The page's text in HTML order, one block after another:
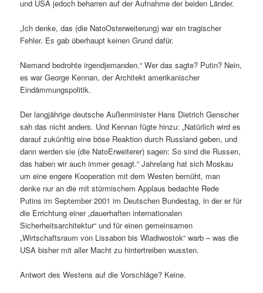
und USA jedoch beharren auf der Aufnahme der beiden Länder.
„Ich denke, das (die NatoOsterweiterung) war ein tragischer
Fehler. Es gab überhaupt keinen Grund dafür.
Niemand bedrohte irgendjemanden.“ Wer das sagte? Putin? Nein,
es war George Kennan, der Architekt amerikanischer
Eindämmungspolitik.
Der langjährige deutsche Außenminister Hans Dietrich Genscher
sah das nicht anders. Und Kennan fügte hinzu: „Natürlich wird es
darauf zukünftig eine böse Reaktion durch Russland geben, und
dann werden sie (die NatoErweiterer) sagen: So sind die Russen,
das haben wir auch immer gesagt.“ Jahrelang hat sich Moskau
um eine engere Kooperation mit dem Westen bemüht, man
denke nur an die mit stürmischem Applaus bedachte Rede
Putins im September 2001 im Deutschen Bundestag, in der er für
die Errichtung einer „dauerhaften internationalen
Sicherheitsarchitektur“ und für einen gemeinsamen
„Wirtschaftsraum von Lissabon bis Wladiwostok“ warb – was die
USA bisher mit aller Macht zu hintertreiben wussten.
Antwort des Westens auf die Vorschläge? Keine.